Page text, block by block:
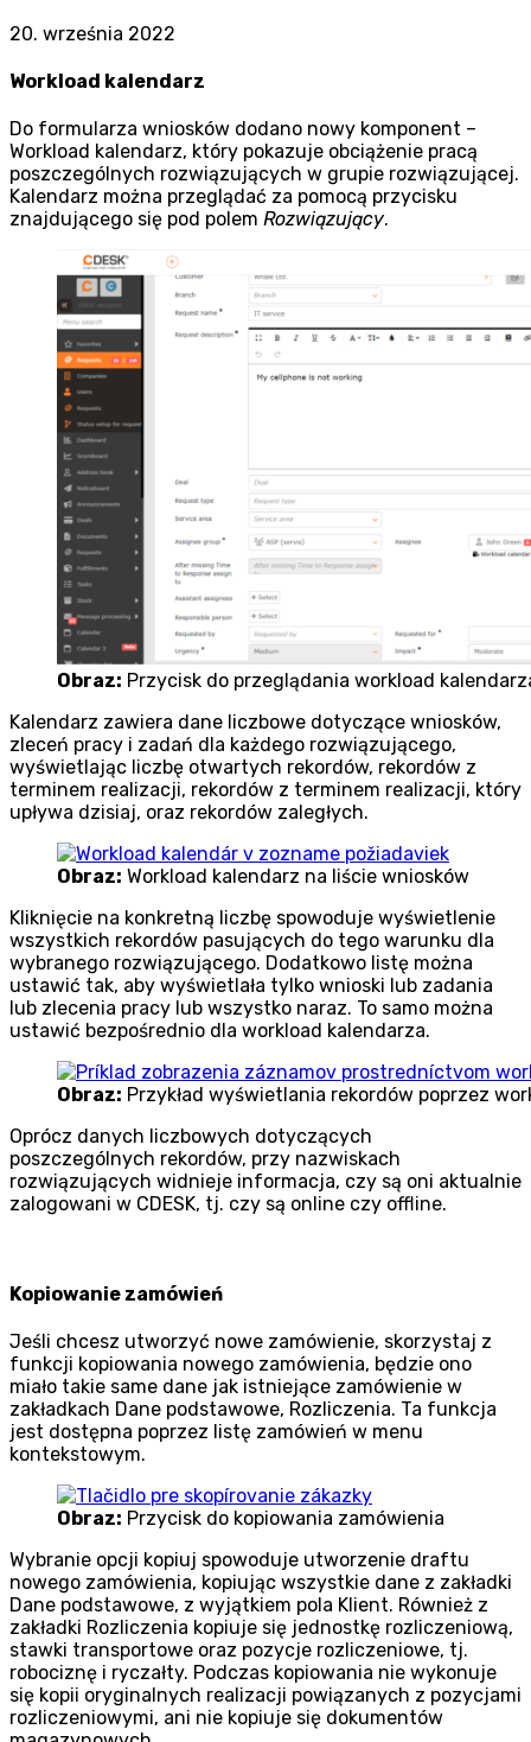
20. września 2022
Workload kalendarz
Do formularza wniosków dodano nowy komponent –
Workload kalendarz, który pokazuje obciążenie pracą
poszczególnych rozwiązujących w grupie rozwiązującej.
Kalendarz można przeglądać za pomocą przycisku
znajdującego się pod polem Rozwiązujący.
Obraz: Przycisk do przeglądania workload
Kalendarz zawiera dane liczbowe dotyczące wniosków,
zleceń pracy i zadań dla każdego rozwiązującego,
wyświetlając liczbę otwartych rekordów, rekordów z
terminem realizacji, rekordów z terminem realizacji, który
upływa dzisiaj, oraz rekordów zaległych.
Obraz: Workload kalendarz na liście wniosków
Kliknięcie na konkretną liczbę spowoduje wyświetlenie
wszystkich rekordów pasujących do tego warunku dla
wybranego rozwiązującego. Dodatkowo listę można
ustawić tak, aby wyświetlała tylko wnioski lub zadania
lub zlecenia pracy lub wszystko naraz. To samo można
ustawić bezpośrednio dla workload kalendarza.
Obraz: Przykład wyświetlania rekordów poprzez
Oprócz danych liczbowych dotyczących
poszczególnych rekordów, przy nazwiskach
rozwiązujących widnieje informacja, czy są oni aktualnie
zalogowani w CDESK, tj. czy są online czy offline.
Kopiowanie zamówień
Jeśli chcesz utworzyć nowe zamówienie, skorzystaj z
funkcji kopiowania nowego zamówienia, będzie ono
miało takie same dane jak istniejące zamówienie w
zakładkach Dane podstawowe, Rozliczenia. Ta funkcja
jest dostępna poprzez listę zamówień w menu
kontekstowym.
Obraz: Przycisk do kopiowania zamówienia
Wybranie opcji kopiuj spowoduje utworzenie draftu
nowego zamówienia, kopiując wszystkie dane z zakładki
Dane podstawowe, z wyjątkiem pola Klient. Również z
zakładki Rozliczenia kopiuje się jednostkę rozliczeniową,
stawki transportowe oraz pozycje rozliczeniowe, tj.
robociznę i ryczałty. Podczas kopiowania nie wykonuje
się kopii oryginalnych realizacji powiązanych z pozycjami
rozliczeniowymi, ani nie kopiuje się dokumentów